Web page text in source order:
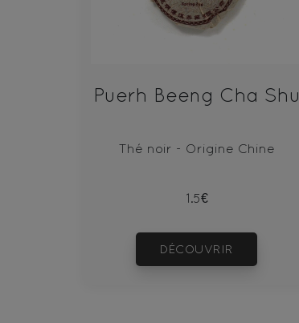
Puerh Beeng Cha Shu
Thé noir - Origine Chine
1.5€
DÉCOUVRIR